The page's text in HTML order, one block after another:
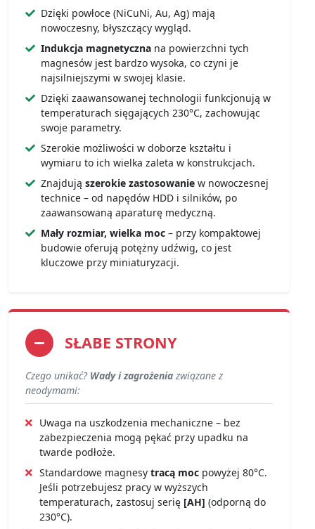
Dzięki powłoce (NiCuNi, Au, Ag) mają
nowoczesny, błyszczący wygląd.
Indukcja magnetyczna na powierzchni tych
magnesów jest bardzo wysoka, co czyni je
najsilniejszymi w swojej klasie.
Dzięki zaawansowanej technologii funkcjonują w
temperaturach sięgających 230°C, zachowując
swoje parametry.
Szerokie możliwości w doborze kształtu i
wymiaru to ich wielka zaleta w konstrukcjach.
Znajdują szerokie zastosowanie w nowoczesnej
technice – od napędów HDD i silników, po
zaawansowaną aparaturę medyczną.
Mały rozmiar, wielka moc – przy kompaktowej
budowie oferują potężny udźwig, co jest
kluczowe przy miniaturyzacji.
SŁABE STRONY
Czego unikać? Wady i zagrożenia związane z
neodymami:
Uwaga na uszkodzenia mechaniczne – bez
zabezpieczenia mogą pękać przy upadku na
twarde podłoże.
Standardowe magnesy tracą moc powyżej 80°C.
Jeśli potrzebujesz pracy w wyższych
temperaturach, zastosuj serię [AH] (odporną do
230°C).